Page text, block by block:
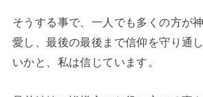
そうする事で、一人でも多くの方が
愛し、最後の最後まで信仰を守り通
いかと、私は信じています。